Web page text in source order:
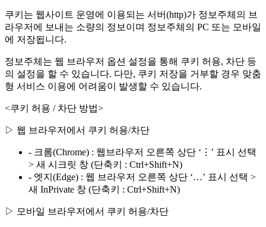
쿠키는 웹사이트 운영에 이용되는 서버(http)가 정보주체의 브
라우저에 보내는 소량의 정보이며 정보주체의 PC 또는 모바일
에 저장됩니다.
정보주체는 웹 브라우저 옵션 설정을 통해 쿠키 허용, 차단 등
의 설정을 할 수 있습니다. 다만, 쿠키 저장을 거부할 경우 맞춤
형 서비스 이용에 어려움이 발생할 수 있습니다.
<쿠키 허용 / 차단 방법>
▷ 웹 브라우저에서 쿠키 허용/차단
- 크롬(Chrome) : 웹브라우저 오른쪽 상단 ‘⋮’ 표시 선택
> 새 시크릿 창 (단축키 : Ctrl+Shift+N)
- 엣지(Edge) : 웹 브라우저 오른쪽 상단 ‘…’ 표시 선택 >
새 InPrivate 창 (단축키 : Ctrl+Shift+N)
▷ 모바일 브라우저에서 쿠키 허용/차단